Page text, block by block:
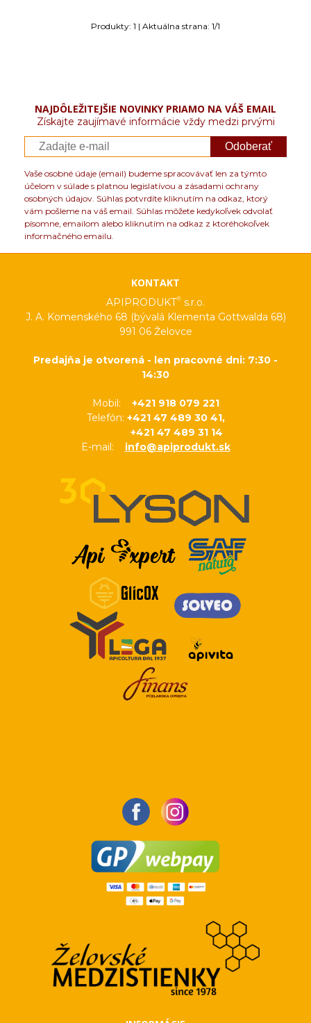
Produkty: 1 | Aktuálna strana: 1/1
NAJDÔLEŽITEJŠIE NOVINKY PRIAMO NA VÁŠ EMAIL
Získajte zaujímavé informácie vždy medzi prvými
Odoberať
Vaše osobné údaje (email) budeme spracovávať len za týmto
účelom v súlade s platnou legislatívou a zásadami ochrany
osobných údajov. Súhlas potvrdíte kliknutím na odkaz, ktorý
vám pošleme na váš email. Súhlas môžete kedykoľvek odvolať
písomne, emailom alebo kliknutím na odkaz z ktoréhokoľvek
informačného emailu.
KONTAKT
APIPRODUKT® s.r.o.
J. A. Komenského 68 (bývalá Klementa Gottwalda 68)
991 06 Želovce
Predajňa je otvorená - len pracovné dni: 7:30 -
14:30
Mobil: +421 918 079 221
Telefón: +421 47 489 30 41,
+421 47 489 31 14
E-mail: info@apiprodukt.sk